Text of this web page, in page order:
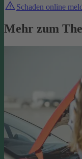
Schaden online
Mehr zum